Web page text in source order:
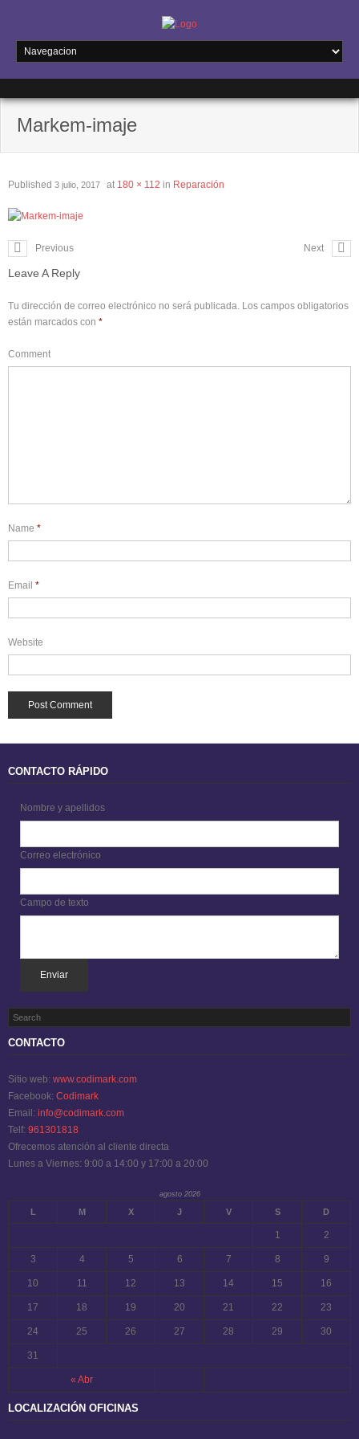
Markem-imaje
Published 3 julio, 2017 at 180 × 112 in Reparación
Previous Next
Leave A Reply
Tu dirección de correo electrónico no será publicada. Los campos obligatorios
están marcados con *
Comment
Name *
Email *
Website
CONTACTO RÁPIDO
Nombre y apellidos
Correo electrónico
Campo de texto
Enviar
CONTACTO
Sitio web: www.codimark.com
Facebook: Codimark
Email: info@codimark.com
Telf: 961301818
Ofrecemos atención al cliente directa
Lunes a Viernes: 9:00 a 14:00 y 17:00 a 20:00
agosto 2026
L M X J V S D
« Abr
1 2
3 4 5 6 7 8 9
10 11 12 13 14 15 16
17 18 19 20 21 22 23
24 25 26 27 28 29 30
31
LOCALIZACIÓN OFICINAS